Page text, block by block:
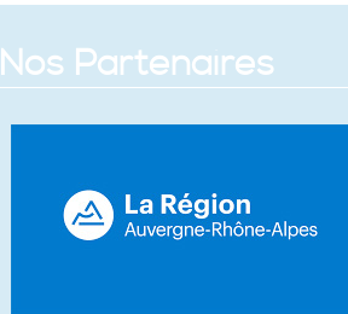
Nos Partenaires